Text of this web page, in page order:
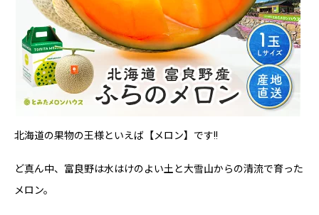
北海道の果物の王様といえば【メロン】です!!
ど真ん中、富良野は水はけのよい土と大雪山からの清流で育った
メロン。